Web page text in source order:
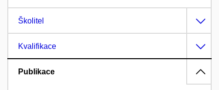
Školitel
Kvalifikace
Publikace